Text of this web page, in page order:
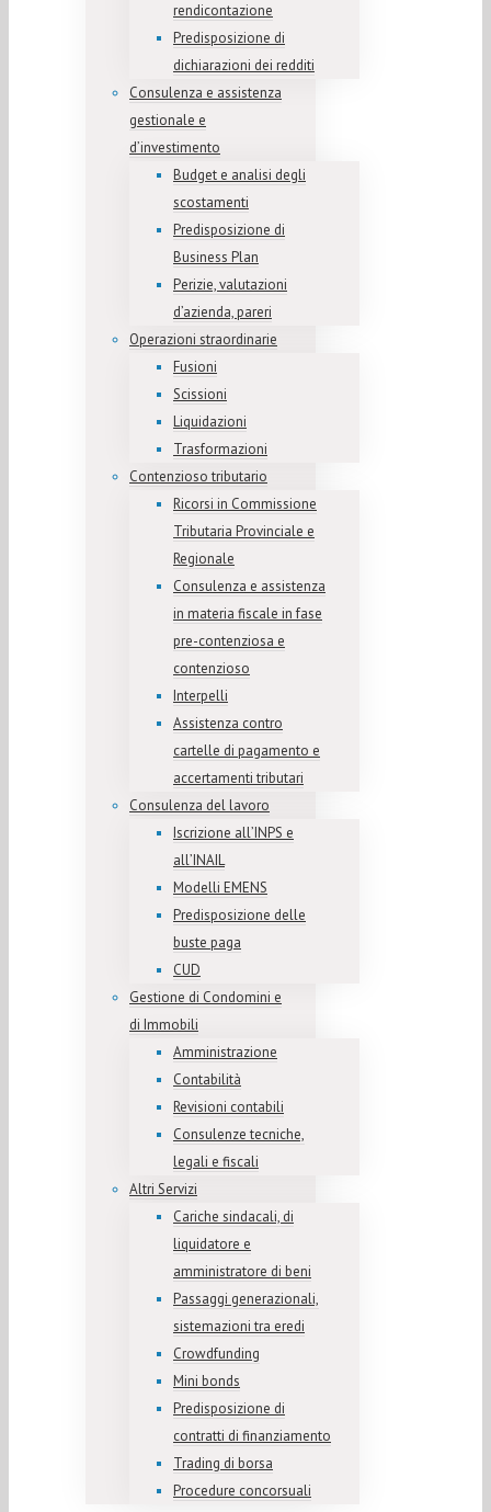
rendicontazione
Predisposizione di
dichiarazioni dei redditi
Consulenza e assistenza
gestionale e
d’investimento
Budget e analisi degli
scostamenti
Predisposizione di
Business Plan
Perizie, valutazioni
d’azienda, pareri
Operazioni straordinarie
Fusioni
Scissioni
Liquidazioni
Trasformazioni
Contenzioso tributario
Ricorsi in Commissione
Tributaria Provinciale e
Regionale
Consulenza e assistenza
in materia fiscale in fase
pre-contenziosa e
contenzioso
Interpelli
Assistenza contro
cartelle di pagamento e
accertamenti tributari
Consulenza del lavoro
Iscrizione all’INPS e
all’INAIL
Modelli EMENS
Predisposizione delle
buste paga
CUD
Gestione di Condomini e
di Immobili
Amministrazione
Contabilità
Revisioni contabili
Consulenze tecniche,
legali e fiscali
Altri Servizi
Cariche sindacali, di
liquidatore e
amministratore di beni
Passaggi generazionali,
sistemazioni tra eredi
Crowdfunding
Mini bonds
Predisposizione di
contratti di finanziamento
Trading di borsa
Procedure concorsuali